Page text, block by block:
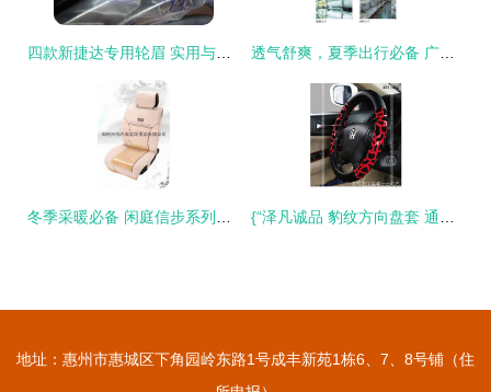
地址：惠州市惠城区下角园岭东路1号成丰新苑1栋6、7、8号铺（住